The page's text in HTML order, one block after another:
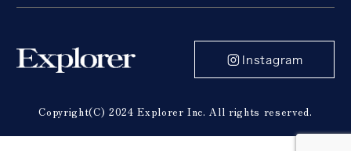
Instagram
Copyright(C) 2024 Explorer Inc. All rights reserved.